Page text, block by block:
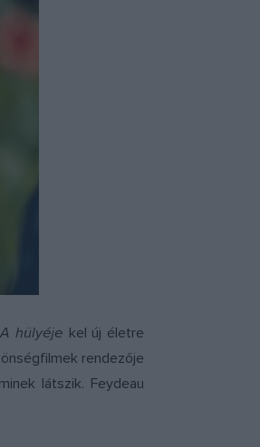
A hülyéje kel új életre
rendezője
látszik. Feydeau